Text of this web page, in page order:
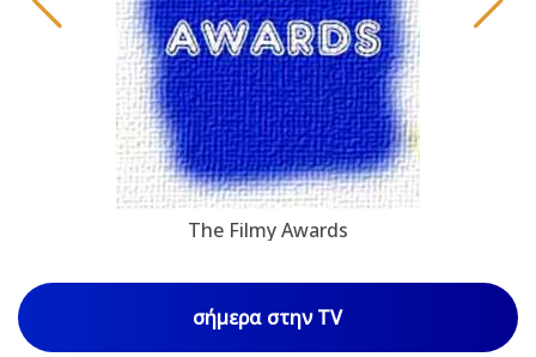
The Filmy Awards
σήμερα στην TV